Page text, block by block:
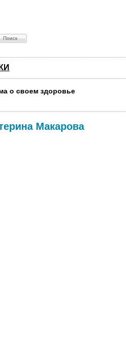
о своем здоровье
Макарова